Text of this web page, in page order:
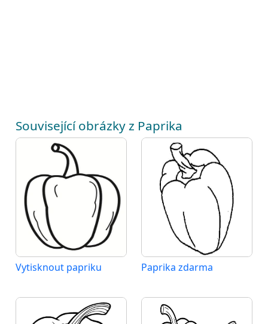
Související obrázky z Paprika
Vytisknout papriku Paprika zdarma